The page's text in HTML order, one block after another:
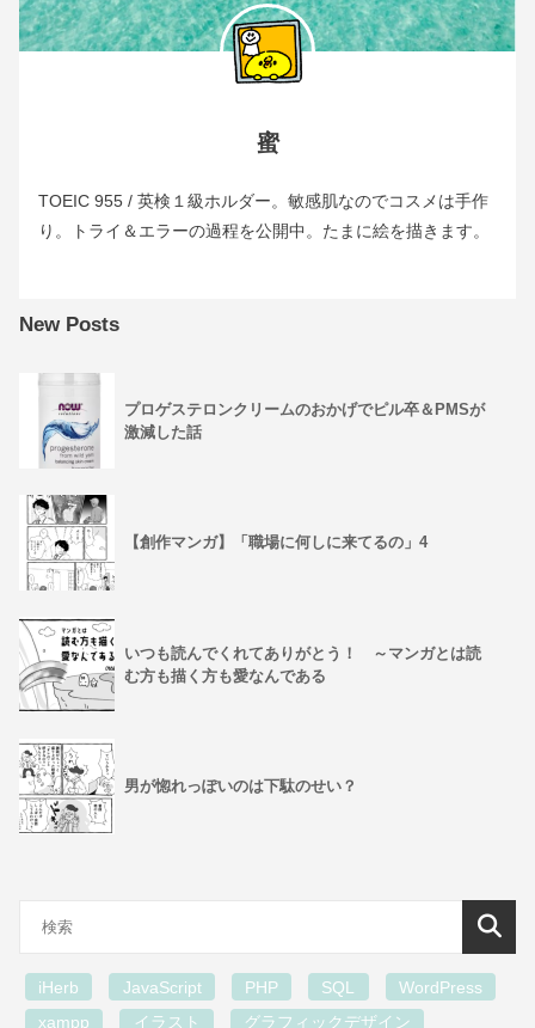
蜜
TOEIC 955 / 英検１級ホルダー。敏感肌なのでコスメは手作
り。トライ＆エラーの過程を公開中。たまに絵を描きます。
New Posts
プロゲステロンクリームのおかげでピル卒＆PMSが
激減した話
【創作マンガ】「職場に何しに来てるの」4
いつも読んでくれてありがとう！ ～マンガとは読
む方も描く方も愛なんである
男が惚れっぽいのは下駄のせい？
iHerb JavaScript PHP SQL
WordPress
xampp
イラスト グラフィックデザイン